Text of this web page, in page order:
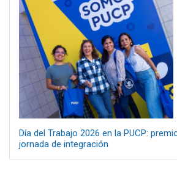
Día del Trabajo 2026 en la PUCP:
jornada de integración